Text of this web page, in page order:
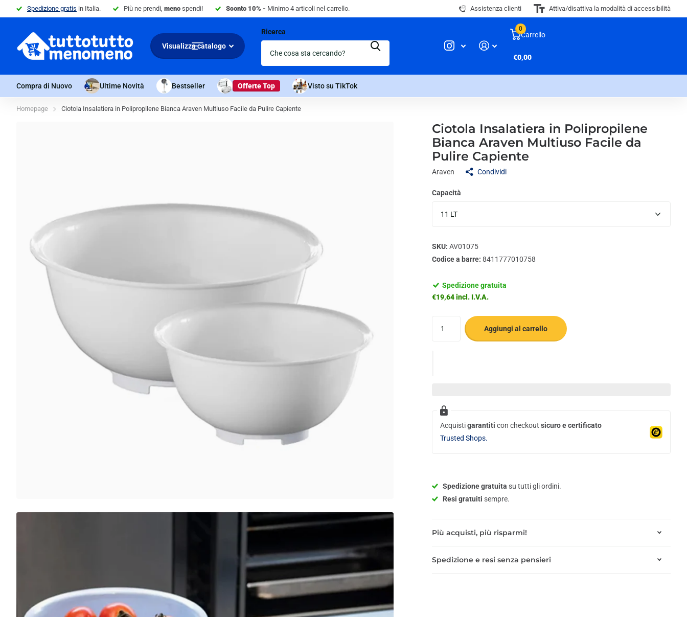
Spedizione gratis in Italia. Più ne prendi, meno spendi! Sconto 10% - Minimo 4 articoli nel carrello. Assistenza clienti Attiva/disattiva la modalità di accessibilità
Visualizza catalogo
Ricerca Carrello
0
€0,00
Compra di Nuovo Ultime Novità Bestseller Offerte Top Visto su TikTok
Homepage Ciotola Insalatiera in Polipropilene Bianca Araven Multiuso Facile da Pulire Capiente
Ciotola Insalatiera in Polipropilene
Bianca Araven Multiuso Facile da
Pulire Capiente
Araven Condividi
Capacità
SKU: AV01075
Codice a barre: 8411777010758
Spedizione gratuita
€19,64 incl. I.V.A.
Aggiungi al carrello
Acquistigarantiti con checkout sicuro e certificato
Trusted Shops.
Spedizione gratuita su tutti gli ordini.
Resi gratuiti sempre.
Più acquisti, più risparmi!
Spedizione e resi senza pensieri